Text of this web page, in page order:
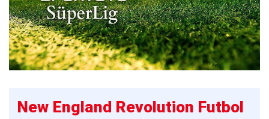
New England Revolution Futbol